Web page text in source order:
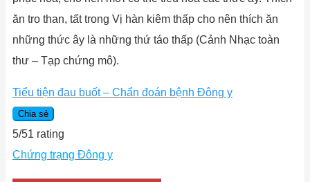
ăn tro than, tất trong Vị hàn kiêm thấp cho nên thích ăn
những thức ây là những thứ táo thấp (Cảnh Nhạc toàn
thư – Tạp chứng mô).
Tiểu tiện đau buốt – Chẩn đoán bệnh Đông y
Chia sẻ
5/51 rating
Chứng trạng Đông y